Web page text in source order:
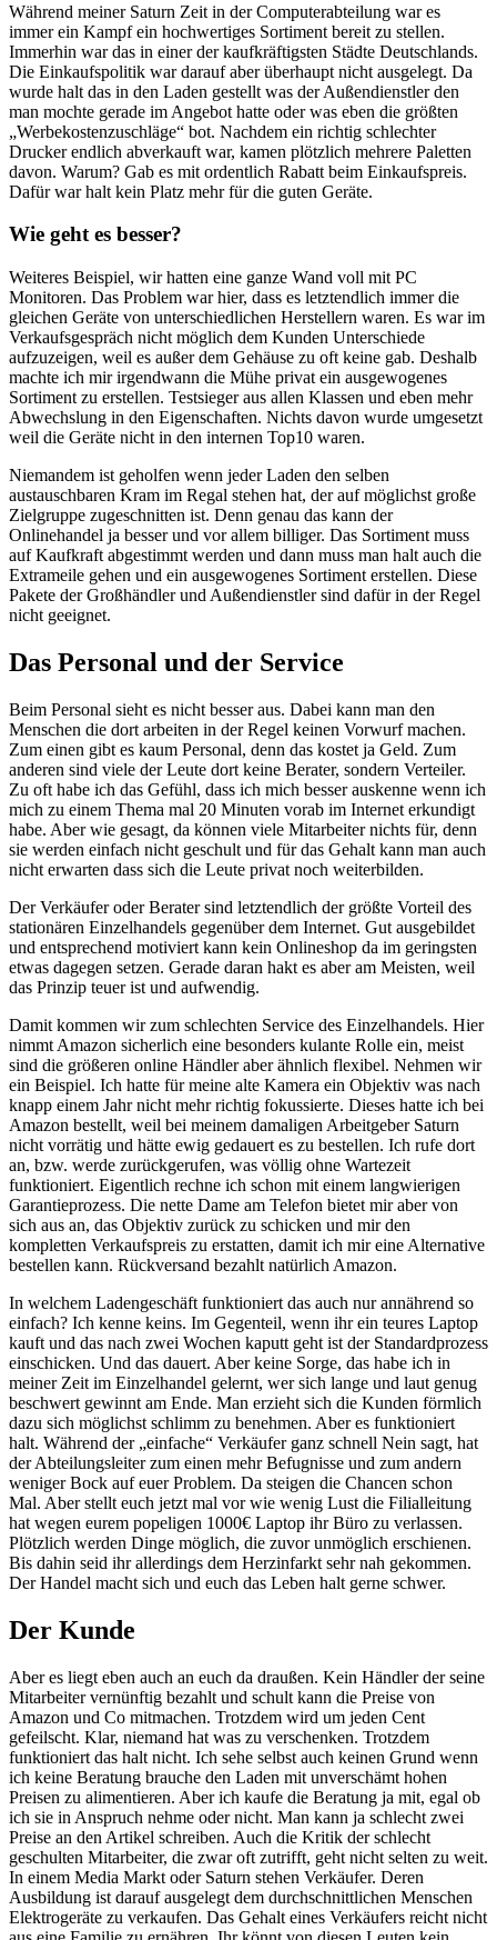
Während meiner Saturn Zeit in der Computerabteilung war es
immer ein Kampf ein hochwertiges Sortiment bereit zu stellen.
Immerhin war das in einer der kaufkräftigsten Städte Deutschlands.
Die Einkaufspolitik war darauf aber überhaupt nicht ausgelegt. Da
wurde halt das in den Laden gestellt was der Außendienstler den
man mochte gerade im Angebot hatte oder was eben die größten
„Werbekostenzuschläge“ bot. Nachdem ein richtig schlechter
Drucker endlich abverkauft war, kamen plötzlich mehrere Paletten
davon. Warum? Gab es mit ordentlich Rabatt beim Einkaufspreis.
Dafür war halt kein Platz mehr für die guten Geräte.
Wie geht es besser?
Weiteres Beispiel, wir hatten eine ganze Wand voll mit PC
Monitoren. Das Problem war hier, dass es letztendlich immer die
gleichen Geräte von unterschiedlichen Herstellern waren. Es war im
Verkaufsgespräch nicht möglich dem Kunden Unterschiede
aufzuzeigen, weil es außer dem Gehäuse zu oft keine gab. Deshalb
machte ich mir irgendwann die Mühe privat ein ausgewogenes
Sortiment zu erstellen. Testsieger aus allen Klassen und eben mehr
Abwechslung in den Eigenschaften. Nichts davon wurde umgesetzt
weil die Geräte nicht in den internen Top10 waren.
Niemandem ist geholfen wenn jeder Laden den selben
austauschbaren Kram im Regal stehen hat, der auf möglichst große
Zielgruppe zugeschnitten ist. Denn genau das kann der
Onlinehandel ja besser und vor allem billiger. Das Sortiment muss
auf Kaufkraft abgestimmt werden und dann muss man halt auch die
Extrameile gehen und ein ausgewogenes Sortiment erstellen. Diese
Pakete der Großhändler und Außendienstler sind dafür in der Regel
nicht geeignet.
Das Personal und der Service
Beim Personal sieht es nicht besser aus. Dabei kann man den
Menschen die dort arbeiten in der Regel keinen Vorwurf machen.
Zum einen gibt es kaum Personal, denn das kostet ja Geld. Zum
anderen sind viele der Leute dort keine Berater, sondern Verteiler.
Zu oft habe ich das Gefühl, dass ich mich besser auskenne wenn ich
mich zu einem Thema mal 20 Minuten vorab im Internet erkundigt
habe. Aber wie gesagt, da können viele Mitarbeiter nichts für, denn
sie werden einfach nicht geschult und für das Gehalt kann man auch
nicht erwarten dass sich die Leute privat noch weiterbilden.
Der Verkäufer oder Berater sind letztendlich der größte Vorteil des
stationären Einzelhandels gegenüber dem Internet. Gut ausgebildet
und entsprechend motiviert kann kein Onlineshop da im geringsten
etwas dagegen setzen. Gerade daran hakt es aber am Meisten, weil
das Prinzip teuer ist und aufwendig.
Damit kommen wir zum schlechten Service des Einzelhandels. Hier
nimmt Amazon sicherlich eine besonders kulante Rolle ein, meist
sind die größeren online Händler aber ähnlich flexibel. Nehmen wir
ein Beispiel. Ich hatte für meine alte Kamera ein Objektiv was nach
knapp einem Jahr nicht mehr richtig fokussierte. Dieses hatte ich bei
Amazon bestellt, weil bei meinem damaligen Arbeitgeber Saturn
nicht vorrätig und hätte ewig gedauert es zu bestellen. Ich rufe dort
an, bzw. werde zurückgerufen, was völlig ohne Wartezeit
funktioniert. Eigentlich rechne ich schon mit einem langwierigen
Garantieprozess. Die nette Dame am Telefon bietet mir aber von
sich aus an, das Objektiv zurück zu schicken und mir den
kompletten Verkaufspreis zu erstatten, damit ich mir eine Alternative
bestellen kann. Rückversand bezahlt natürlich Amazon.
In welchem Ladengeschäft funktioniert das auch nur annährend so
einfach? Ich kenne keins. Im Gegenteil, wenn ihr ein teures Laptop
kauft und das nach zwei Wochen kaputt geht ist der Standardprozess
einschicken. Und das dauert. Aber keine Sorge, das habe ich in
meiner Zeit im Einzelhandel gelernt, wer sich lange und laut genug
beschwert gewinnt am Ende. Man erzieht sich die Kunden förmlich
dazu sich möglichst schlimm zu benehmen. Aber es funktioniert
halt. Während der „einfache“ Verkäufer ganz schnell Nein sagt, hat
der Abteilungsleiter zum einen mehr Befugnisse und zum andern
weniger Bock auf euer Problem. Da steigen die Chancen schon
Mal. Aber stellt euch jetzt mal vor wie wenig Lust die Filialleitung
hat wegen eurem popeligen 1000€ Laptop ihr Büro zu verlassen.
Plötzlich werden Dinge möglich, die zuvor unmöglich erschienen.
Bis dahin seid ihr allerdings dem Herzinfarkt sehr nah gekommen.
Der Handel macht sich und euch das Leben halt gerne schwer.
Der Kunde
Aber es liegt eben auch an euch da draußen. Kein Händler der seine
Mitarbeiter vernünftig bezahlt und schult kann die Preise von
Amazon und Co mitmachen. Trotzdem wird um jeden Cent
gefeilscht. Klar, niemand hat was zu verschenken. Trotzdem
funktioniert das halt nicht. Ich sehe selbst auch keinen Grund wenn
ich keine Beratung brauche den Laden mit unverschämt hohen
Preisen zu alimentieren. Aber ich kaufe die Beratung ja mit, egal ob
ich sie in Anspruch nehme oder nicht. Man kann ja schlecht zwei
Preise an den Artikel schreiben. Auch die Kritik der schlecht
geschulten Mitarbeiter, die zwar oft zutrifft, geht nicht selten zu weit.
In einem Media Markt oder Saturn stehen Verkäufer. Deren
Ausbildung ist darauf ausgelegt dem durchschnittlichen Menschen
Elektrogeräte zu verkaufen. Das Gehalt eines Verkäufers reicht nicht